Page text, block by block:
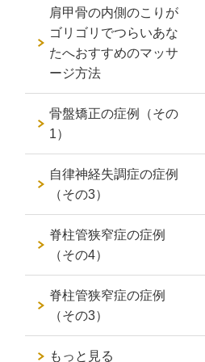
肩甲骨の内側のこりが
ゴリゴリでつらいあな
たへおすすめのマッサ
ージ方法
骨盤矯正の症例（その
1）
自律神経失調症の症例
（その3）
脊柱管狭窄症の症例
（その4）
脊柱管狭窄症の症例
（その3）
もっと見る